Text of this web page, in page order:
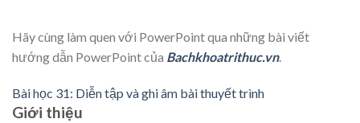
Hãy cùng làm quen với PowerPoint qua những bài viết
hướng dẫn PowerPoint của Bachkhoatrithuc.vn.
Bài học 31: Diễn tập và ghi âm bài thuyết trình
Giới thiệu